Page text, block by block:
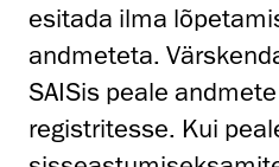
esitada ilma
andmeteta.
SAISis peale
registritesse. Kui